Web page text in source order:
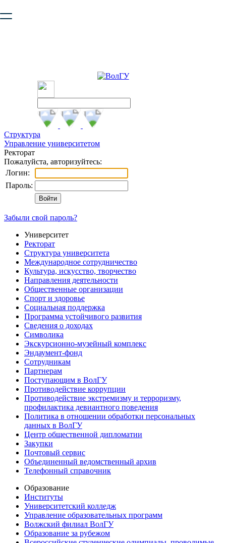
безопасную работу с сайтом. Пожалуйста
Структура
Управление университетом
Ректорат
Пожалуйста, авторизуйтесь:
Логин:
Пароль:
Забыли свой пароль?
Университет
Ректорат
Структура университета
Международное сотрудничество
Культура, искусство, творчество
Направления деятельности
Общественные организации
Спорт и здоровье
Социальная поддержка
Программа устойчивого развития
Сведения о доходах
Символика
Экскурсионно-музейный комплекс
Эндаумент-фонд
Сотрудникам
Партнерам
Поступающим в ВолГУ
Противодействие коррупции
Противодействие экстремизму и терроризму,
профилактика девиантного поведения
Политика в отношении обработки персональных
данных в ВолГУ
Центр общественной дипломатии
Закупки
Почтовый сервис
Объединенный ведомственный архив
Телефонный справочник
Образование
Институты
Университетский колледж
Управление образовательных программ
Волжский филиал ВолГУ
Образование за рубежом